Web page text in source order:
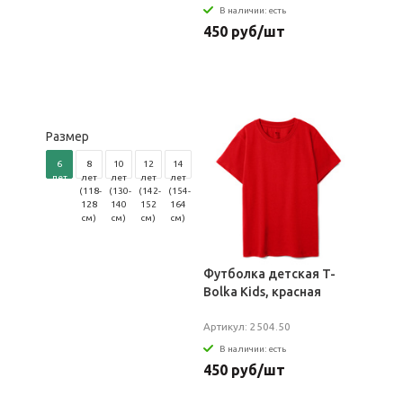
В наличии: есть
450 руб/шт
Размер
6
лет
8
лет
(118-
128
см)
10
лет
(130-
140
см)
12
лет
(142-
152
см)
14
лет
(154-
164
см)
Футболка детская T-
Bolka Kids, красная
Артикул: 2504.50
В наличии: есть
450 руб/шт